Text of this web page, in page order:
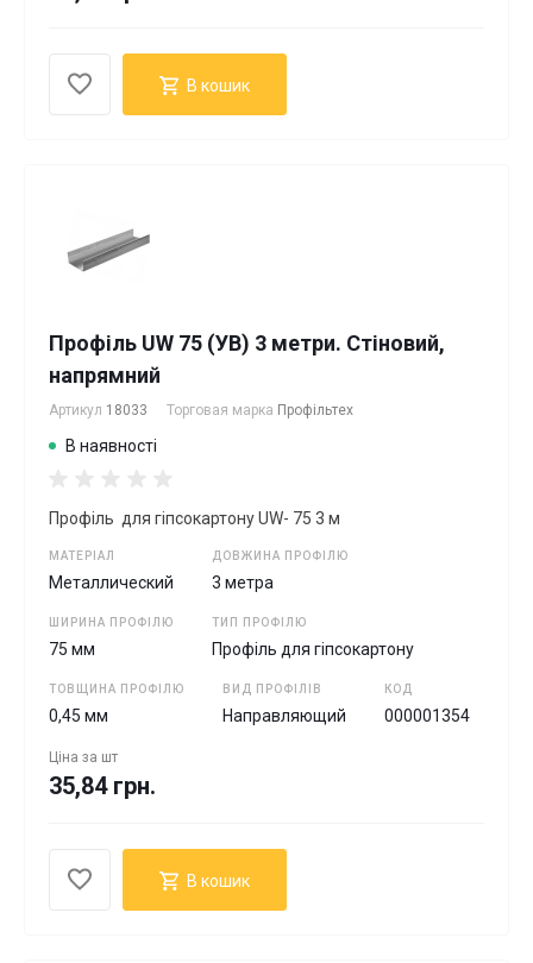
В кошик
Профіль UW 75 (УВ) 3 метри. Стіновий,
напрямний
Артикул 18033 Торговая марка Профільтех
В наявності
Профіль для гіпсокартону UW- 75 3 м
МАТЕРІАЛ
Металлический
ДОВЖИНА ПРОФІЛЮ
3 метра
ШИРИНА ПРОФІЛЮ
75 мм
ТИП ПРОФІЛЮ
Профіль для гіпсокартону
ТОВЩИНА ПРОФІЛЮ
0,45 мм
ВИД ПРОФІЛІВ
Направляющий
КОД
000001354
Ціна за шт
35,84 грн.
В кошик